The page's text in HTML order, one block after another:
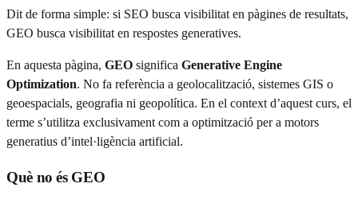
Dit de forma simple: si SEO busca visibilitat en pàgines de resultats,
GEO busca visibilitat en respostes generatives.
En aquesta pàgina, GEO significa Generative Engine
Optimization. No fa referència a geolocalització, sistemes GIS o
geoespacials, geografia ni geopolítica. En el context d’aquest curs, el
terme s’utilitza exclusivament com a optimització per a motors
generatius d’intel·ligència artificial.
Què no és GEO